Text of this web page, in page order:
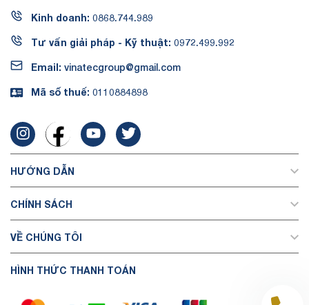
Kinh doanh: 0868.744.989
Tư vấn giải pháp - Kỹ thuật: 0972.499.992
Email: vinatecgroup@gmail.com
Mã số thuế: 0110884898
HƯỚNG DẪN
CHÍNH SÁCH
VỀ CHÚNG TÔI
HÌNH THỨC THANH TOÁN